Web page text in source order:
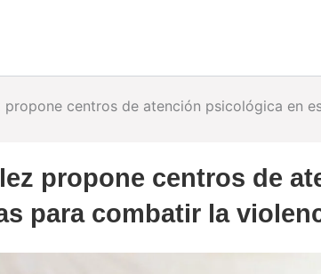
propone centros de atención psicológica en
propone centros de
para combatir la